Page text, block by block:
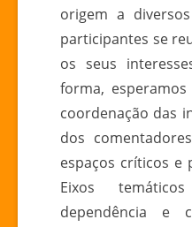
origem a
participantes se
os seus
forma,
coordenação das
dos
espaços críticos e
Eixos
dependência e